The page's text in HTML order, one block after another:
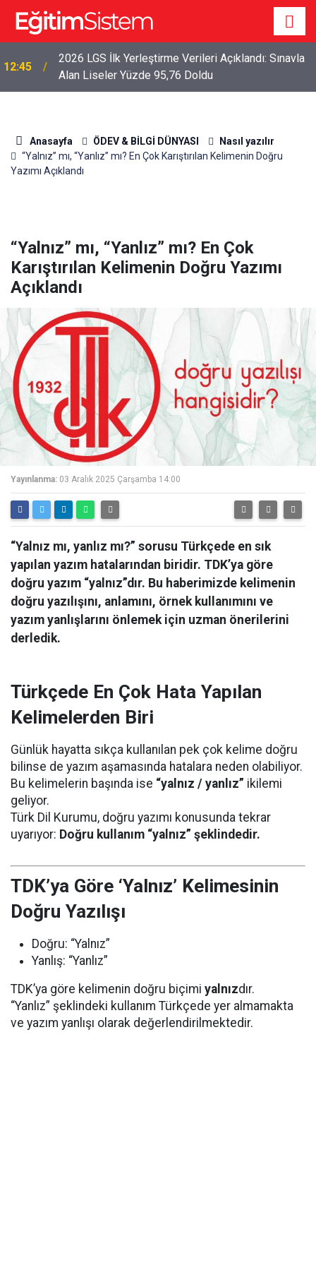
12:45
2026 LGS İlk Yerleştirme Verileri Açıklandı: Sınavla
Alan Liseler Yüzde 95,76 Doldu
Anasayfa ÖDEV & BİLGİ DÜNYASI
Nasıl yazılır
“Yalnız” mı, “Yanlız” mı? En Çok Karıştırılan Kelimenin Doğru
Yazımı Açıklandı
“Yalnız” mı, “Yanlız” mı? En Çok
Karıştırılan Kelimenin Doğru Yazımı
Açıklandı
Yayınlanma: 03 Aralık 2025 Çarşamba 14:00
“Yalnız mı, yanlız mı?” sorusu Türkçede en sık
yapılan yazım hatalarından biridir. TDK’ya göre
doğru yazım “yalnız”dır. Bu haberimizde kelimenin
doğru yazılışını, anlamını, örnek kullanımını ve
yazım yanlışlarını önlemek için uzman önerilerini
derledik.
Türkçede En Çok Hata Yapılan
Kelimelerden Biri
Günlük hayatta sıkça kullanılan pek çok kelime doğru
bilinse de yazım aşamasında hatalara neden olabiliyor.
Bu kelimelerin başında ise “yalnız / yanlız” ikilemi
geliyor.
Türk Dil Kurumu, doğru yazımı konusunda tekrar
uyarıyor: Doğru kullanım “yalnız” şeklindedir.
TDK’ya Göre ‘Yalnız’ Kelimesinin
Doğru Yazılışı
Doğru: “Yalnız”
Yanlış: “Yanlız”
TDK’ya göre kelimenin doğru biçimi yalnızdır.
“Yanlız” şeklindeki kullanım Türkçede yer almamakta
ve yazım yanlışı olarak değerlendirilmektedir.